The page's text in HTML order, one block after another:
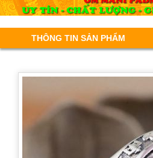
THÔNG TIN SẢN PHẨM